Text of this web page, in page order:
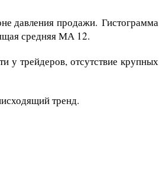
давления продажи. Гистограмма
средняя МА 12.
у трейдеров, отсутствие крупных
тренд.